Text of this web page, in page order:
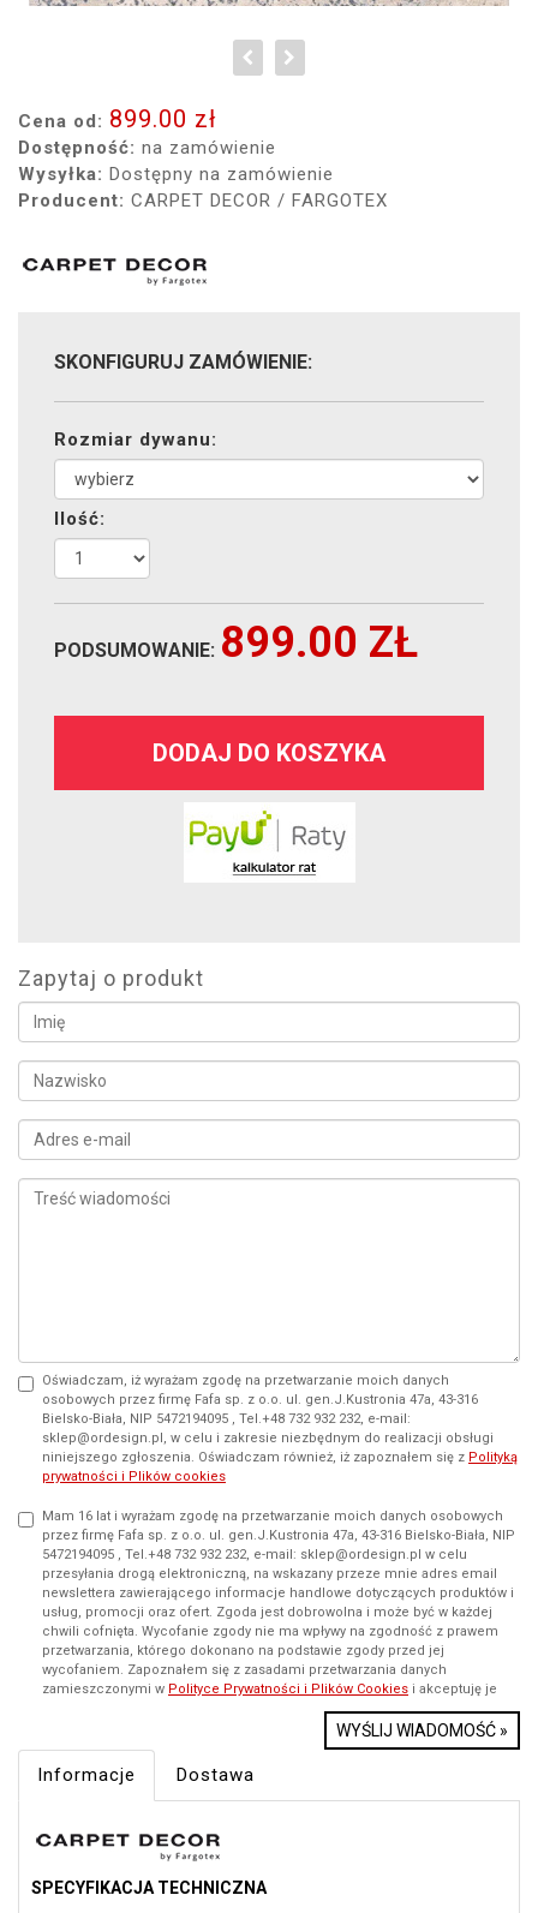
Cena od: 899.00 zł
Dostępność: na zamówienie
Wysyłka: Dostępny na zamówienie
Producent: CARPET DECOR / FARGOTEX
SKONFIGURUJ ZAMÓWIENIE:
Rozmiar dywanu:
Ilość:
PODSUMOWANIE: 899.00 ZŁ
DODAJ DO KOSZYKA
Zapytaj o produkt
Oświadczam, iż wyrażam zgodę na przetwarzanie moich danych
osobowych przez firmę Fafa sp. z o.o. ul. gen.J.Kustronia 47a, 43-316
Bielsko-Biała, NIP 5472194095 , Tel.+48 732 932 232, e-mail:
sklep@ordesign.pl, w celu i zakresie niezbędnym do realizacji obsługi
niniejszego zgłoszenia. Oświadczam również, iż zapoznałem się z Polityką
prywatności i Plików cookies
Mam 16 lat i wyrażam zgodę na przetwarzanie moich danych osobowych
przez firmę Fafa sp. z o.o. ul. gen.J.Kustronia 47a, 43-316 Bielsko-Biała, NIP
5472194095 , Tel.+48 732 932 232, e-mail: sklep@ordesign.pl w celu
przesyłania drogą elektroniczną, na wskazany przeze mnie adres email
newslettera zawierającego informacje handlowe dotyczących produktów i
usług, promocji oraz ofert. Zgoda jest dobrowolna i może być w każdej
chwili cofnięta. Wycofanie zgody nie ma wpływy na zgodność z prawem
przetwarzania, którego dokonano na podstawie zgody przed jej
wycofaniem. Zapoznałem się z zasadami przetwarzania danych
zamieszczonymi w Polityce Prywatności i Plików Cookies i akceptuję je
WYŚLIJ WIADOMOŚĆ »
Informacje Dostawa
SPECYFIKACJA TECHNICZNA